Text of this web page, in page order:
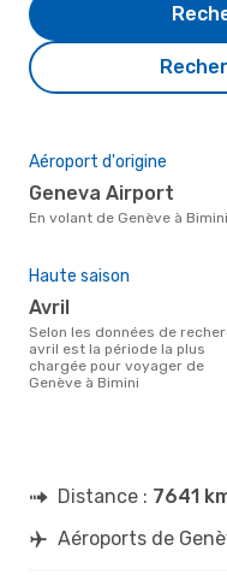
Aéroport d'origine
Geneva Airport
En volant de Genève à Bimini
Haute saison
avril
Selon les données de recherche,
avril est la période la plus
chargée pour voyager de
Genève à Bimini
Distance : 7641
Aéroports de